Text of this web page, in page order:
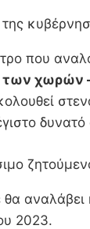
που
των
2023.